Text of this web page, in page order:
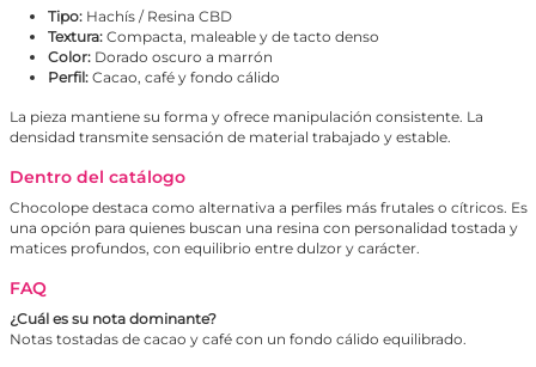
Tipo: Hachís / Resina CBD
Textura: Compacta, maleable y de tacto denso
Color: Dorado oscuro a marrón
Perfil: Cacao, café y fondo cálido
La pieza mantiene su forma y ofrece manipulación consistente. La
densidad transmite sensación de material trabajado y estable.
Dentro del catálogo
Chocolope destaca como alternativa a perfiles más frutales o cítricos. Es
una opción para quienes buscan una resina con personalidad tostada y
matices profundos, con equilibrio entre dulzor y carácter.
FAQ
¿Cuál es su nota dominante?
Notas tostadas de cacao y café con un fondo cálido equilibrado.